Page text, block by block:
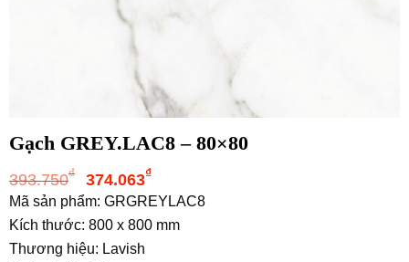
Gạch GREY.LAC8 – 80×80
393.750₫
Giá
gốc
là:
393.750₫.
374.063₫Giá
hiện
tại
Mã sản phẩm: GRGREYLAC8
Kích thước: 800 x 800 mm
Thương hiệu: Lavish